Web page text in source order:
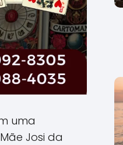
uma
Josi da